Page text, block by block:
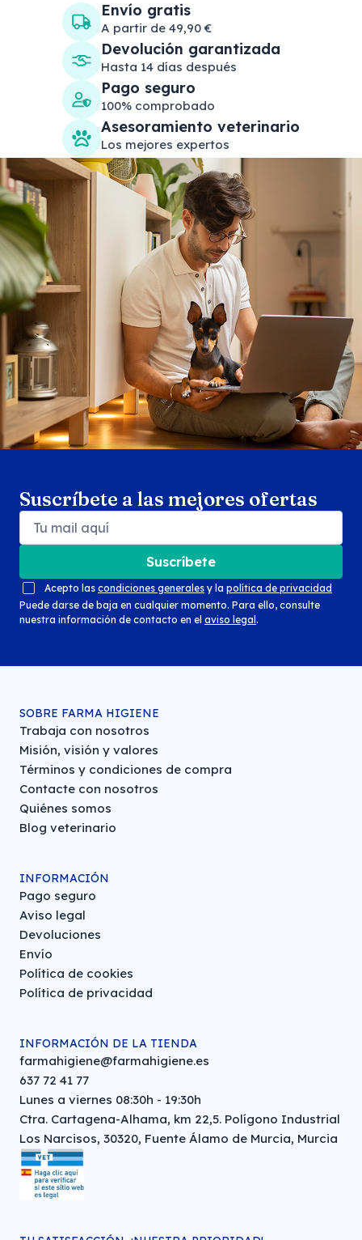
Envío gratis
A partir de 49,90 €
Devolución garantizada
Hasta 14 días después
Pago seguro
100% comprobado
Asesoramiento veterinario
Los mejores expertos
Suscríbete a las mejores ofertas
Suscríbete
Acepto las condiciones generales y la política de privacidad
Puede darse de baja en cualquier momento. Para ello, consulte
nuestra información de contacto en el aviso legal .
Search products
SOBRE FARMA HIGIENE
Trabaja con nosotros
Misión, visión y valores
Términos y condiciones de compra
Contacte con nosotros
Quiénes somos
Blog veterinario
INFORMACIÓN
Pago seguro
Aviso legal
Devoluciones
Envío
Política de cookies
Política de privacidad
INFORMACIÓN DE LA TIENDA
farmahigiene@farmahigiene.es
637 72 41 77
Lunes a viernes 08:30h - 19:30h
Ctra. Cartagena-Alhama, km 22,5. Polígono Industrial
Los Narcisos, 30320, Fuente Álamo de Murcia, Murcia